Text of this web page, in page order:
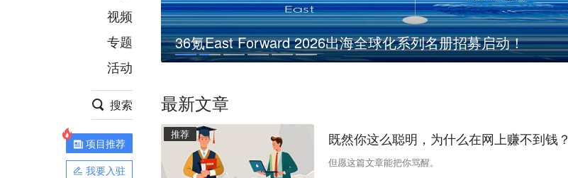
视频
专题
活动
搜索
项目推荐
我要入驻
36氪East Forward 2026出海全球化系列名册招募启动！
最新文章
推荐 既然你这么聪明，为什么在网上赚不到钱？
但愿这篇文章能把你骂醒。